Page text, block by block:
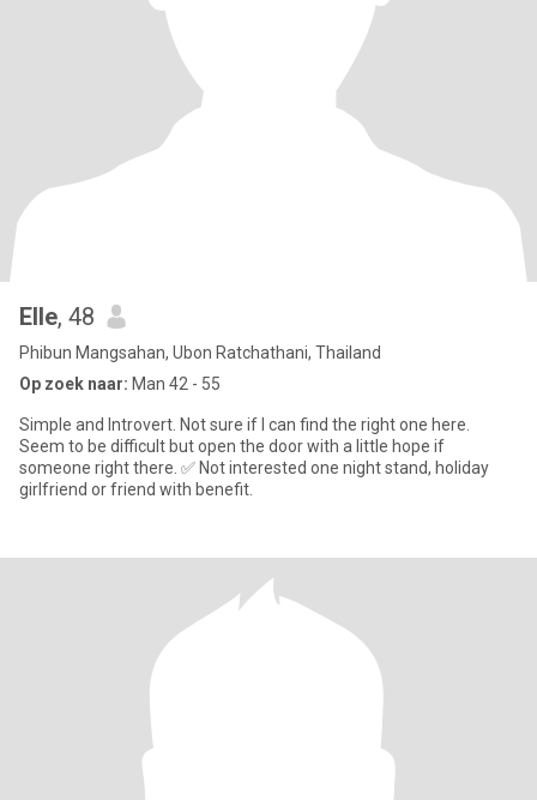
Elle, 48
Phibun Mangsahan, Ubon Ratchathani, Thailand
Op zoek naar: Man 42 - 55
Simple and Introvert. Not sure if I can find the right one here.
Seem to be difficult but open the door with a little hope if
someone right there. ✅ Not interested one night stand, holiday
girlfriend or friend with benefit.